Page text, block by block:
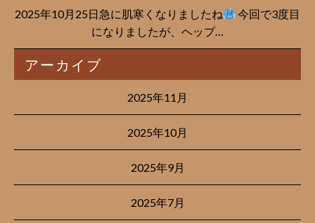
2025年10月25日急に肌寒くなりましたね
今回で3度目
になりましたが、ヘップ…
アーカイブ
2025年11月
2025年10月
2025年9月
2025年7月